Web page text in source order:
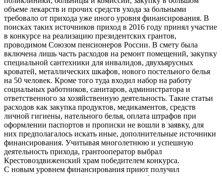
объеме лекарств и прочих средств ухода за больными
требовало от прихода уже иного уровня финансирования. В
поисках таких источников приход в 2016 году принял участие
в конкурсе на реализацию президентских грантов,
проводимом Союзом пенсионеров России. В смету была
включена лишь часть расходов на ремонт помещений, закупку
специальной сантехники для инвалидов, двухъярусных
кроватей, металлических шкафов, нового постельного белья
на 50 человек. Кроме того туда входил набор на работу
социальных работников, санитаров, администратора и
ответственного за хозяйственную деятельность. Такие статьи
расходов как закупка продуктов, медикаментов, средств
личной гигиены, нательного белья, оплата штрафов при
оформлении паспортов и прописки не вошли в заявку, для
них предполагалось искать иные, дополнительные источники
финансирования. Учитывая многолетнюю и успешную
деятельность прихода, грантооператор выбрал
Крестовоздвиженский храм победителем конкурса.
С новым уровнем финансирования приют получил